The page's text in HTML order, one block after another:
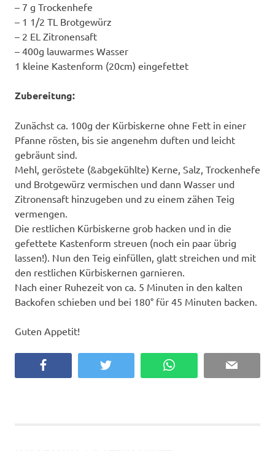
– 7 g Trockenhefe
– 1 1/2 TL Brotgewürz
– 2 EL Zitronensaft
– 400g lauwarmes Wasser
1 kleine Kastenform (20cm) eingefettet
Zubereitung:
Zunächst ca. 100g der Kürbiskerne ohne Fett in einer
Pfanne rösten, bis sie angenehm duften und leicht
gebräunt sind.
Mehl, geröstete (&abgekühlte) Kerne, Salz, Trockenhefe
und Brotgewürz vermischen und dann Wasser und
Zitronensaft hinzugeben und zu einem zähen Teig
vermengen.
Die restlichen Kürbiskerne grob hacken und in die
gefettete Kastenform streuen (noch ein paar übrig
lassen!). Nun den Teig einfüllen, glatt streichen und mit
den restlichen Kürbiskernen garnieren.
Nach einer Ruhezeit von ca. 5 Minuten in den kalten
Backofen schieben und bei 180° für 45 Minuten backen.
Guten Appetit!
Twitter WhatsApp Email